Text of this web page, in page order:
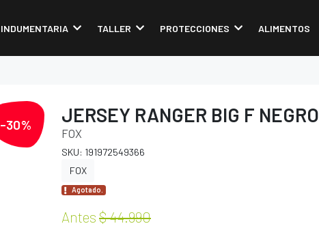
INDUMENTARIA TALLER PROTECCIONES ALIMENTOS
-30% JERSEY RANGER BIG F NEGRO
FOX
SKU: 191972549366
FOX
Agotado.
Antes $ 44.990